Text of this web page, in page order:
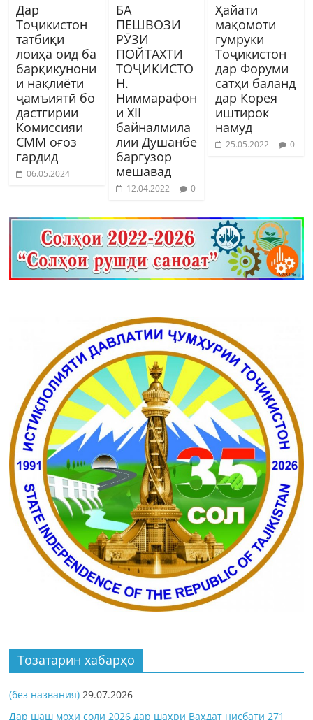
Дар
Тоҷикистон
татбиқи
лоиҳа оид ба
барқикунони
и нақлиёти
ҷамъиятӣ бо
дастгирии
Комиссияи
СММ оғоз
гардид
06.05.2024
БА
ПЕШВОЗИ
РӮЗИ
ПОЙТАХТИ
ТОҶИКИСТО
Н.
Ниммарафон
и XII
байналмила
лии Душанбе
баргузор
мешавад
12.04.2022 0
Ҳайати
мақомоти
гумруки
Тоҷикистон
дар Форуми
сатҳи баланд
дар Корея
иштирок
намуд
25.05.2022 0
Тозатарин хабарҳо
(без названия) 29.07.2026
Дар шаш моҳи соли 2026 дар шаҳри Ваҳдат нисбати 271